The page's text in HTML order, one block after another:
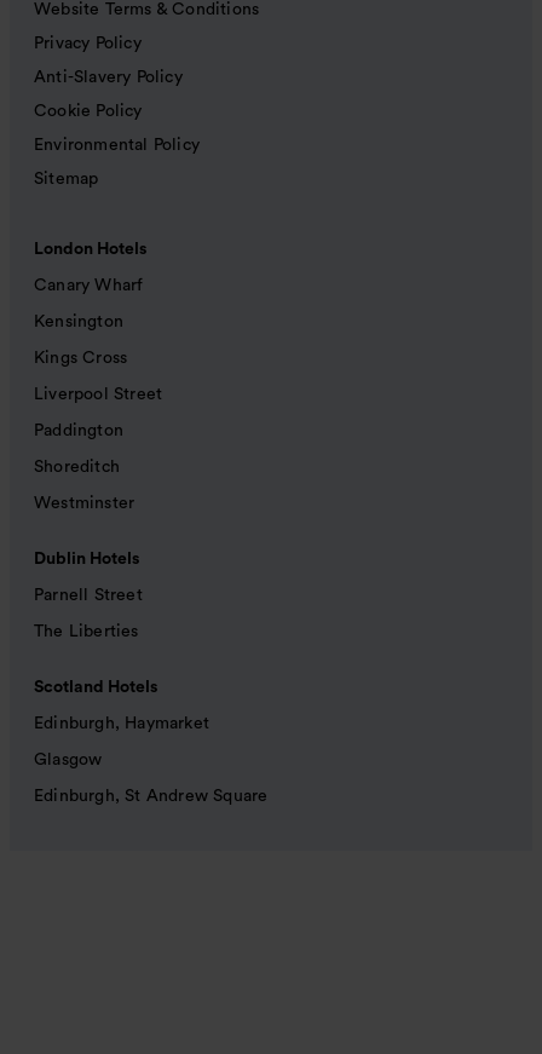
Website Terms & Conditions
Privacy Policy
Anti-Slavery Policy
Cookie Policy
Environmental Policy
Sitemap
London Hotels
Canary Wharf
Kensington
Kings Cross
Liverpool Street
Paddington
Shoreditch
Westminster
Dublin Hotels
Parnell Street
The Liberties
Scotland Hotels
Edinburgh, Haymarket
Glasgow
Edinburgh, St Andrew Square